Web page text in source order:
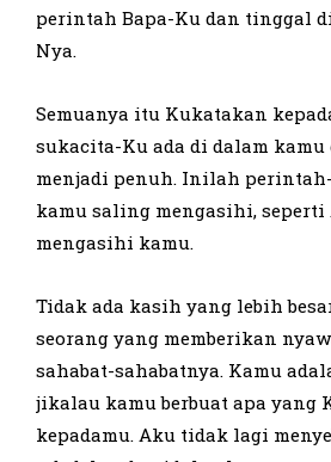
perintah Bapa-Ku dan tinggal
Nya.
Semuanya itu Kukatakan
sukacita-Ku ada di dalam
menjadi penuh. Inilah
kamu saling mengasihi, seperti
mengasihi kamu.
Tidak ada kasih yang lebih
seorang yang memberikan
sahabat-sahabatnya. Kamu
jikalau kamu berbuat apa yang
kepadamu. Aku tidak lagi